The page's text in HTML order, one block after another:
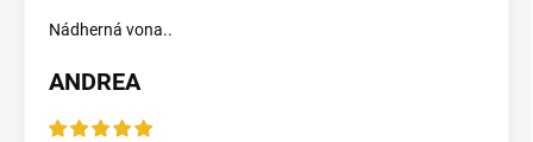
Nádherná vona..
ANDREA